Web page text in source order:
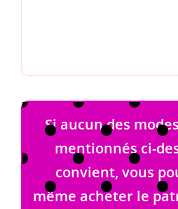
Si aucun des
mentionnés ci-
convient, vous
même acheter le